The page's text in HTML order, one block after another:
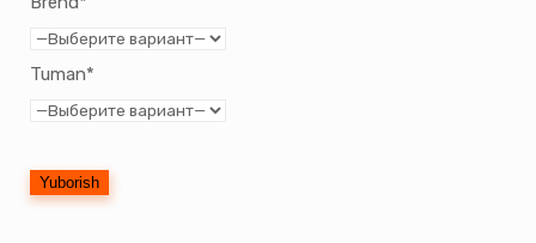
Tuman*